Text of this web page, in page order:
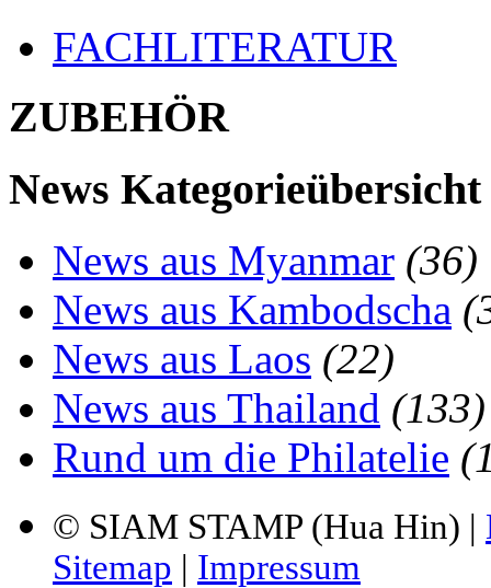
FACHLITERATUR
ZUBEHÖR
News Kategorieübersicht
News aus Myanmar (36)
News aus Kambodscha
News aus Laos (22)
News aus Thailand (133)
Rund um die Philatelie
© SIAM STAMP (Hua Hin) |
Sitemap | Impressum